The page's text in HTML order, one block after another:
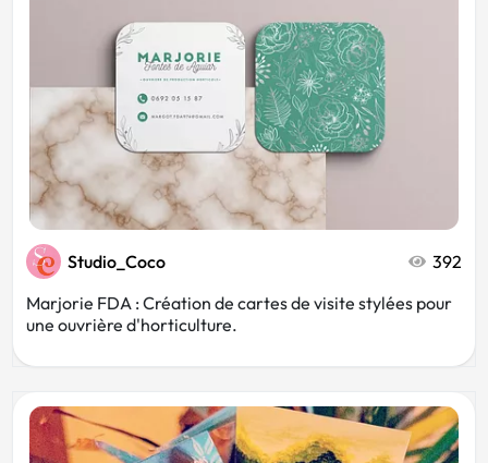
Studio_Coco
392
Marjorie FDA : Création de cartes de visite stylées pour
une ouvrière d'horticulture.